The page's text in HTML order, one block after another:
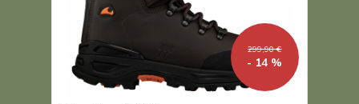
299,90 €
- 14 %